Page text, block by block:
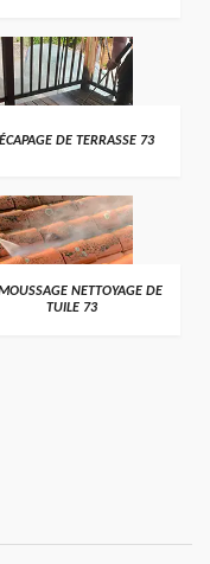
DE TERRASSE 73
NETTOYAGE DE
TUILE 73